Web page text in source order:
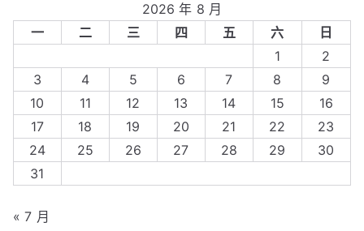
r
c
h
f
o
r
:
2026 年 8 月
一
二 三 四 五 六
日
1
2
3
4 5 6 7 8
9
10
11 12 13 14 15
16
17
18 19 20 21 22
23
24
25 26 27 28 29
30
31
« 7 月